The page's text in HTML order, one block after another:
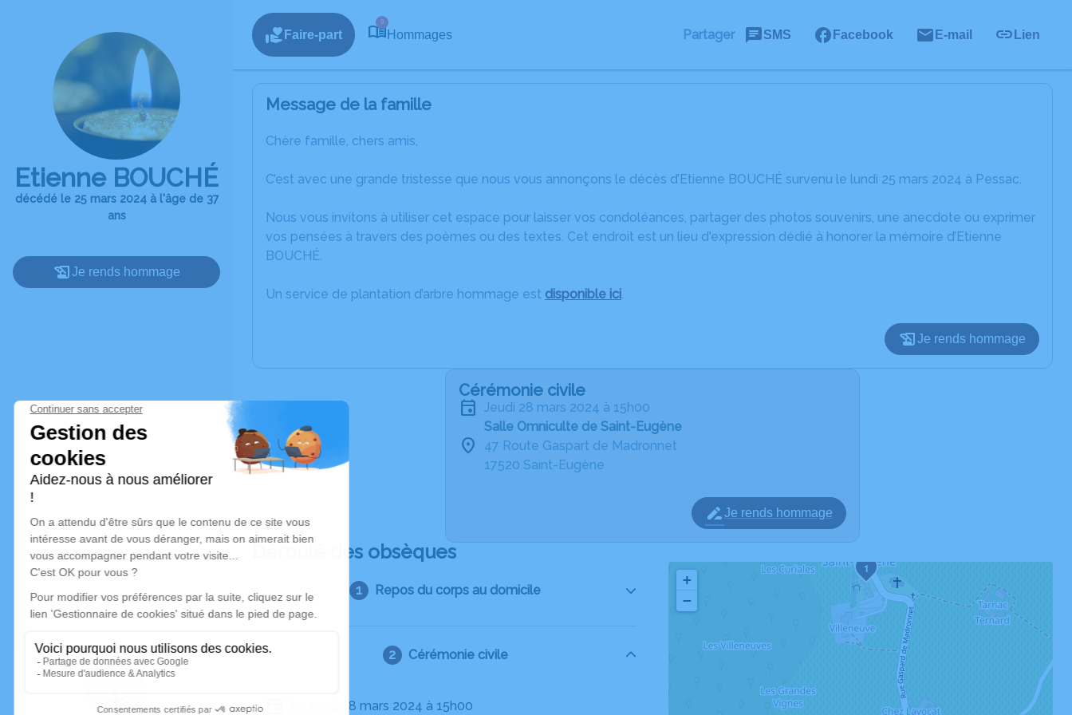
Etienne BOUCHÉ
décédé le 25 mars 2024 à l'âge de 37
ans
Je rends hommage
Faire-part
9
Hommages Partager SMS Facebook E-mail Lien
Message de la famille
Chère famille, chers amis,
C’est avec une grande tristesse que nous vous annonçons le décès d’Etienne BOUCHÉ survenu le lundi 25 mars 2024 à Pessac.
Nous vous invitons à utiliser cet espace pour laisser vos condoléances, partager des photos souvenirs, une anecdote ou exprimer
vos pensées à travers des poèmes ou des textes. Cet endroit est un lieu d'expression dédié à honorer la mémoire d’Etienne
BOUCHÉ.
Un service de plantation d’arbre hommage est disponible ici.
Je rends hommage
Cérémonie civile
jeudi 28 mars 2024 à 15h00
Salle Omniculte de Saint-Eugène
47 Route Gaspart de Madronnet
17520 Saint-Eugène
Je rends hommage
Déroulé des obsèques
Repos du corps au domicile
Cérémonie civile
Le jeudi 28 mars 2024 à 15h00
1
+
−